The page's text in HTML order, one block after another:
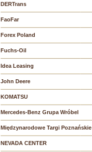
DERTrans
FaoFar
Forex Poland
Fuchs-Oil
Idea Leasing
John Deere
KOMATSU
Mercedes-Benz Grupa Wróbel
Międzynarodowe Targi Poznańskie
NEVADA CENTER